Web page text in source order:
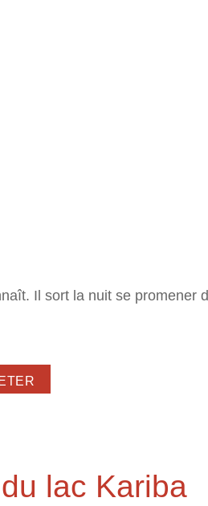
Il sort la nuit se promener
lac Kariba